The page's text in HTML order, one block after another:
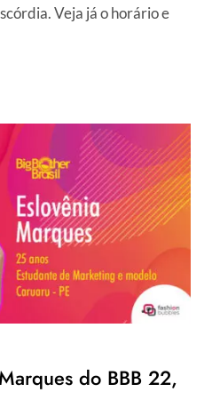
Veja já o horário e
do BBB 22,